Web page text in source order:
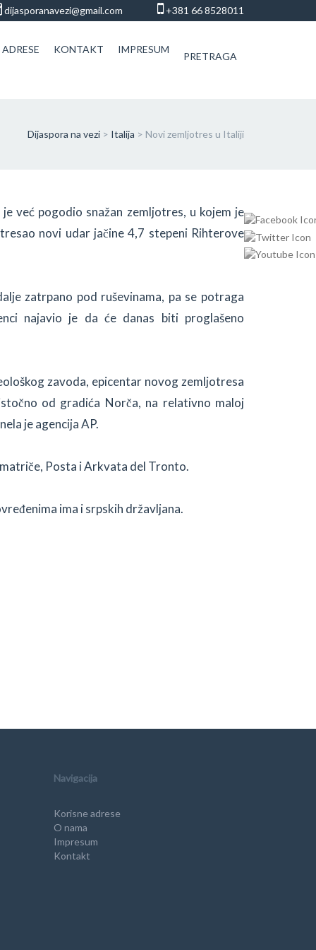
dijasporanavezi@gmail.com +381 66 8528011
KONTAKT IMPRESUM
PRETRAGA
Dijaspora na vezi > Italija > Novi zemljotres u Italiji
već pogodio snažan zemljotres, u kojem je
novi udar jačine 4,7 stepeni Rihterove
zatrpano pod ruševinama, pa se potraga
najavio je da će danas biti proglašeno
zavoda, epicentar novog zemljotresa
od gradića Norča, na relativno maloj
je agencija AP.
Posta i Arkvata del Tronto.
ima i srpskih državljana.
Navigacija
Korisne adrese
O nama
Impresum
Kontakt